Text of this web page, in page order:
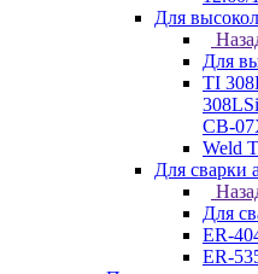
Для
Для
TI
СВ-
Weld
Для сварки
Для
ER-
ER-